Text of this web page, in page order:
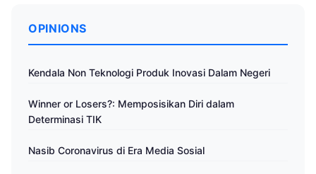
OPINIONS
Kendala Non Teknologi Produk Inovasi Dalam Negeri
Winner or Losers?: Memposisikan Diri dalam
Determinasi TIK
Nasib Coronavirus di Era Media Sosial